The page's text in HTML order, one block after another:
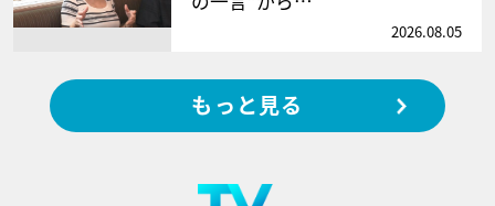
2026.08.05
もっと見る